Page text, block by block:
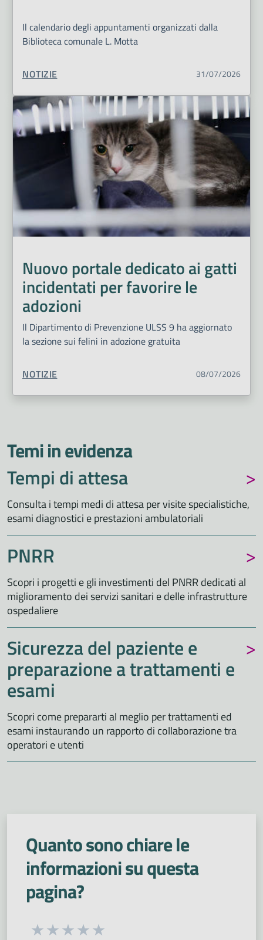
Il calendario degli appuntamenti organizzati dalla
Biblioteca comunale L. Motta
TIPO CONTENUTO:
NOTIZIE 31/07/2026
Nuovo portale dedicato ai gatti
incidentati per favorire le
adozioni
Il Dipartimento di Prevenzione ULSS 9 ha aggiornato
la sezione sui felini in adozione gratuita
TIPO CONTENUTO:
NOTIZIE 08/07/2026
Temi in evidenza
Tempi di attesa
Consulta i tempi medi di attesa per visite specialistiche,
esami diagnostici e prestazioni ambulatoriali
PNRR
Scopri i progetti e gli investimenti del PNRR dedicati al
miglioramento dei servizi sanitari e delle infrastrutture
ospedaliere
Sicurezza del paziente e
preparazione a trattamenti e
esami
Scopri come prepararti al meglio per trattamenti ed
esami instaurando un rapporto di collaborazione tra
operatori e utenti
Quanto sono chiare le
informazioni su questa
pagina?
Seleziona una valutazione da 1 a 5 stelle